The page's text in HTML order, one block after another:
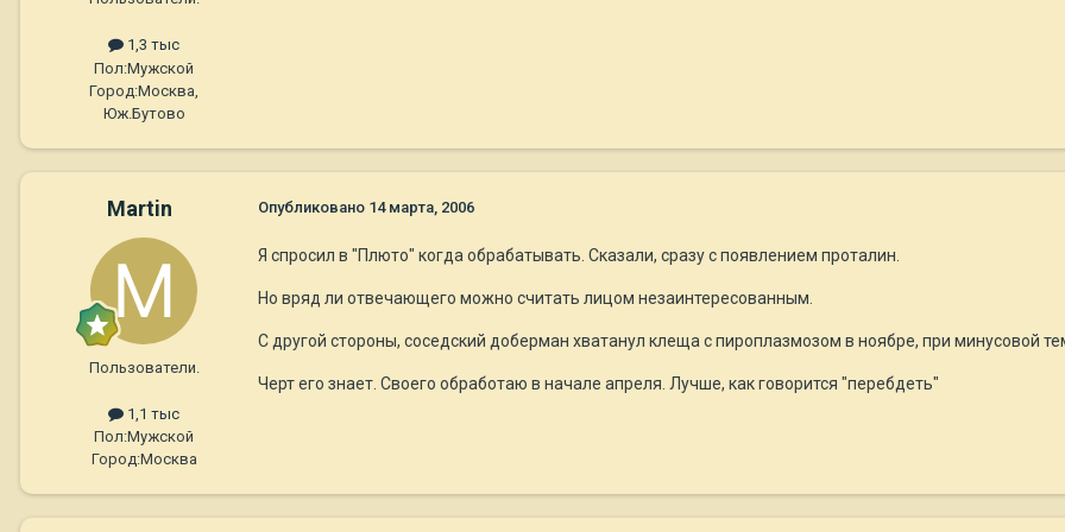
1,3 тыс
Пол:Мужской
Город:Москва,
Юж.Бутово
Martin
Пользователи.
1,1 тыс
Пол:Мужской
Город:Москва
Опубликовано 14 марта, 2006
Я спросил в "Плюто" когда обрабатывать. Сказали, сразу с появлением проталин.
Но вряд ли отвечающего можно считать лицом незаинтересованным.
С другой стороны, соседский доберман хватанул клеща с пироплазмозом в ноябре, при минусовой
Черт его знает. Своего обработаю в начале апреля. Лучше, как говорится "перебдеть"